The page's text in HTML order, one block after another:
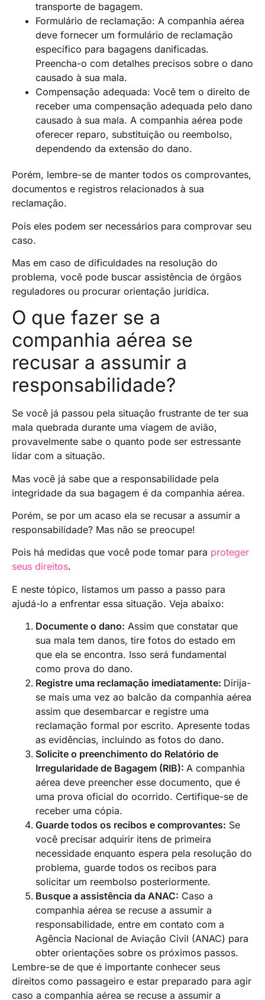
transporte de bagagem.
Formulário de reclamação: A companhia aérea
deve fornecer um formulário de reclamação
específico para bagagens danificadas.
Preencha-o com detalhes precisos sobre o dano
causado à sua mala.
Compensação adequada: Você tem o direito de
receber uma compensação adequada pelo dano
causado à sua mala. A companhia aérea pode
oferecer reparo, substituição ou reembolso,
dependendo da extensão do dano.
Porém, lembre-se de manter todos os comprovantes,
documentos e registros relacionados à sua
reclamação.
Pois eles podem ser necessários para comprovar seu
caso.
Mas em caso de dificuldades na resolução do
problema, você pode buscar assistência de órgãos
reguladores ou procurar orientação jurídica.
O que fazer se a
companhia aérea se
recusar a assumir a
responsabilidade?
Se você já passou pela situação frustrante de ter sua
mala quebrada durante uma viagem de avião,
provavelmente sabe o quanto pode ser estressante
lidar com a situação.
Mas você já sabe que a responsabilidade pela
integridade da sua bagagem é da companhia aérea.
Porém, se por um acaso ela se recusar a assumir a
responsabilidade? Mas não se preocupe!
Pois há medidas que você pode tomar para proteger
seus direitos.
E neste tópico, listamos um passo a passo para
ajudá-lo a enfrentar essa situação. Veja abaixo:
Documente o dano: Assim que constatar que
sua mala tem danos, tire fotos do estado em
que ela se encontra. Isso será fundamental
como prova do dano.
Registre uma reclamação imediatamente: Dirija-
se mais uma vez ao balcão da companhia aérea
assim que desembarcar e registre uma
reclamação formal por escrito. Apresente todas
as evidências, incluindo as fotos do dano.
Solicite o preenchimento do Relatório de
Irregularidade de Bagagem (RIB): A companhia
aérea deve preencher esse documento, que é
uma prova oficial do ocorrido. Certifique-se de
receber uma cópia.
Guarde todos os recibos e comprovantes: Se
você precisar adquirir itens de primeira
necessidade enquanto espera pela resolução do
problema, guarde todos os recibos para
solicitar um reembolso posteriormente.
Busque a assistência da ANAC: Caso a
companhia aérea se recuse a assumir a
responsabilidade, entre em contato com a
Agência Nacional de Aviação Civil (ANAC) para
obter orientações sobre os próximos passos.
Lembre-se de que é importante conhecer seus
direitos como passageiro e estar preparado para agir
caso a companhia aérea se recuse a assumir a